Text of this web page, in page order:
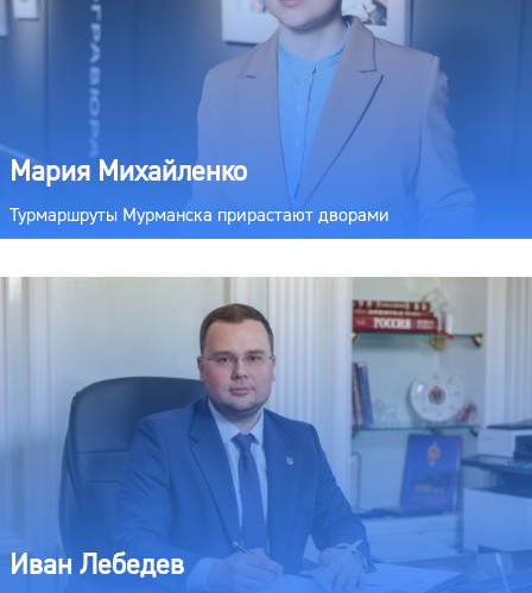
Мария Михайленко
Турмаршруты Мурманска прирастают дворами
Иван Лебедев